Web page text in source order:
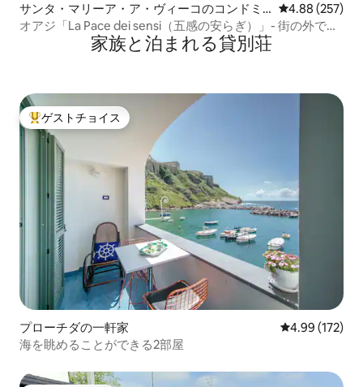
サンタ・マリーア・ア・ヴィーコのコンドミ
ニアム
レビュー257
4.88 (257)
オアジ「La Pace dei sensi（五感の安らぎ）」- 街の外でリ
家族と泊まれる貸別荘
大好評のゲストチョイスです。
ゲストチョイス
プローチダの一軒家 レビュー172
4.99 (172)
海を眺めることができる2部屋